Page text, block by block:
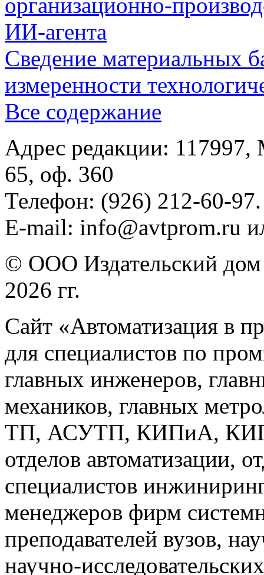
ИИ-агента
Сведение материальных
измеренности
Все содержание
Адрес редакции:
65, оф. 360
Телефон: (926) 212-60-97.
E-mail: info@avtprom.ru
© ООО Издательский
2026 гг.
Сайт «Автоматизация в
для специалистов по
главных инженеров,
механиков, главных
ТП, АСУТП, КИПиА, КИП
отделов автоматизации,
специалистов
менеджеров фирм
преподавателей вузов,
научно-